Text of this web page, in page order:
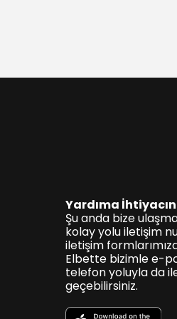
Yardıma İhtiyacın
Şu anda bize
kolay yolu iletişim
iletişim
Elbette bizimle e-
telefon yoluyla da
geçebilirsiniz.